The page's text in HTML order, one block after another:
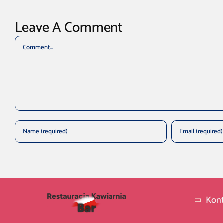
Leave A Comment
Comment